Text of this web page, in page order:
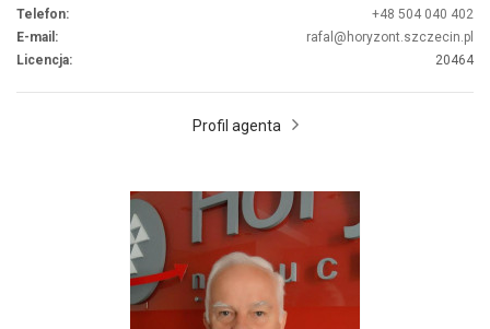
Telefon:
+48 504 040 402
E-mail:
rafal@horyzont.szczecin.pl
Licencja:
20464
Profil agenta